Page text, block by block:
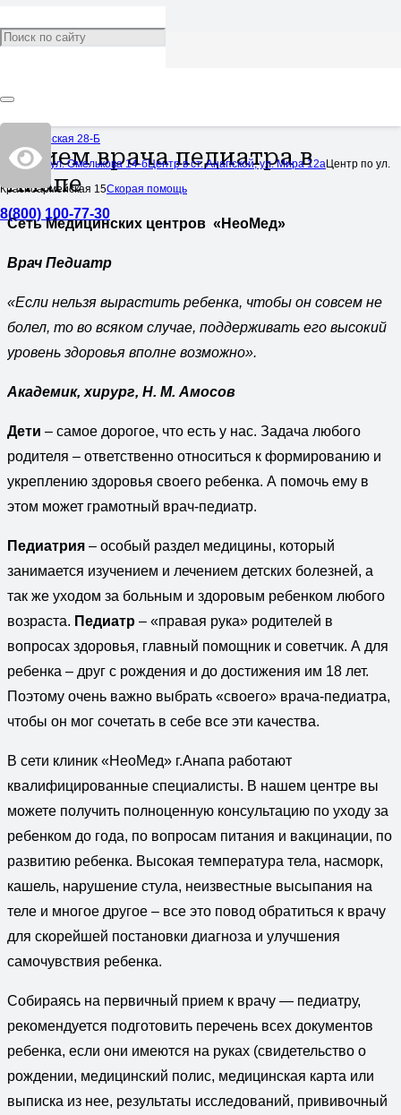
Черноморская 28-Б
Центр по ул. Омелькова 14-бЦентр в ст. Анапской, ул. Мира 12аЦентр по ул.
Красноармейская 15Скорая помощь
8(800) 100-77-30
Педиатрия
Прием врача педиатра в
Анапе
Сеть Медицинских центров «НеоМед»
Врач Педиатр
«Если нельзя вырастить ребенка, чтобы он совсем не
болел, то во всяком случае, поддерживать его высокий
уровень здоровья вполне возможно».
Академик, хирург, Н. М. Амосов
Дети – самое дорогое, что есть у нас. Задача любого
родителя – ответственно относиться к формированию и
укреплению здоровья своего ребенка. А помочь ему в
этом может грамотный врач-педиатр.
Педиатрия – особый раздел медицины, который
занимается изучением и лечением детских болезней, а
так же уходом за больным и здоровым ребенком любого
возраста. Педиатр – «правая рука» родителей в
вопросах здоровья, главный помощник и советчик. А для
ребенка – друг с рождения и до достижения им 18 лет.
Поэтому очень важно выбрать «своего» врача-педиатра,
чтобы он мог сочетать в себе все эти качества.
В сети клиник «НеоМед» г.Анапа работают
квалифицированные специалисты. В нашем центре вы
можете получить полноценную консультацию по уходу за
ребенком до года, по вопросам питания и вакцинации, по
развитию ребенка. Высокая температура тела, насморк,
кашель, нарушение стула, неизвестные высыпания на
теле и многое другое – все это повод обратиться к врачу
для скорейшей постановки диагноза и улучшения
самочувствия ребенка.
Собираясь на первичный прием к врачу — педиатру,
рекомендуется подготовить перечень всех документов
ребенка, если они имеются на руках (свидетельство о
рождении, медицинский полис, медицинская карта или
выписка из нее, результаты исследований, прививочный